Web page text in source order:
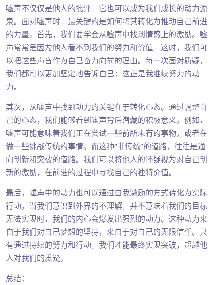
嘘声不仅仅是他人的批评，它也可以成为我们成长的动力源
泉。面对嘘声时，最关键的是如何将其转化为推动自己前进
的力量。首先，我们要学会从嘘声中找到情感上的激励。嘘
声常常是因为他人看不到我们的努力和价值，这时，我们可
以把这些声音作为自己奋力向前的理由。每一次面对质疑，
我们都可以更加坚定地告诉自己：这正是我继续努力的动
力。
其次，从嘘声中找到动力的关键在于转化心态。通过调整自
己的心态，我们能够看到嘘声背后潜藏的积极意义。例如，
嘘声可能意味着我们正在尝试一些前所未有的事物，或者在
做一些挑战传统的事情。而这种“非传统”的道路，往往是通
向创新和突破的道路。我们可以将他人的怀疑视为对自己创
新的激励，在前进的过程中寻找自己的独特价值。
最后，嘘声中的动力也可以通过自我激励的方式转化为实际
行动。当我们意识到外界的不理解，并不意味着我们的目标
无法实现时，我们的内心会爆发出强烈的动力。这种动力来
自于我们对自己梦想的坚持，来自于对自己的无限信任。只
有通过持续的努力和行动，我们才能最终实现突破，超越他
人对我们的质疑。
总结：